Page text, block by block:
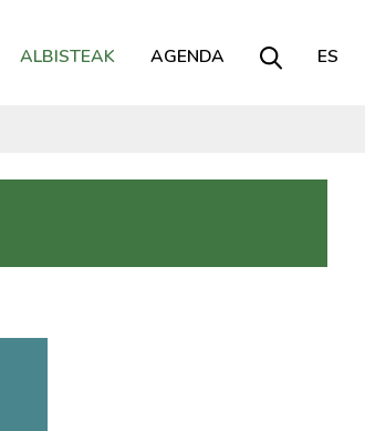
ALBISTEAK AGENDA ES